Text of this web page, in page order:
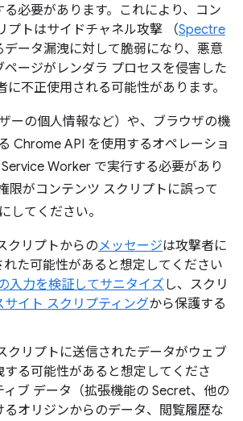
る必要があります。これにより、コン
プトはサイドチャネル攻撃 （Spectre
データ漏洩に対して脆弱になり、悪意
ページがレンダラ プロセスを侵害した
に不正使用される可能性があります。
ーの個人情報など）や、ブラウザの機
Chrome API を使用するオペレーショ
Worker で実行する必要があり
限がコンテンツ スクリプトに誤って
してください。
クリプトからのメッセージは攻撃者に
れた可能性があると想定してください
入力を検証してサニタイズ し、スクリ
サイト スクリプティングから保護する
クリプトに送信されたデータがウェブ
する可能性があると想定してくださ
ィブ データ（拡張機能の Secret、他の
るオリジンからのデータ、閲覧履歴な